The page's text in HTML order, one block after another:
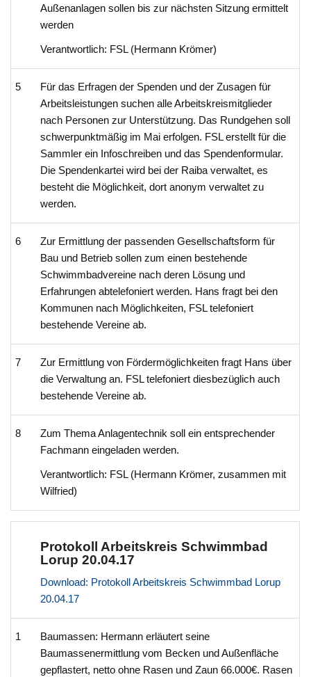
Außenanlagen sollen bis zur nächsten Sitzung ermittelt
werden
Verantwortlich: FSL (Hermann Krömer)
5
Für das Erfragen der Spenden und der Zusagen für
Arbeitsleistungen suchen alle Arbeitskreismitglieder
nach Personen zur Unterstützung. Das Rundgehen soll
schwerpunktmäßig im Mai erfolgen. FSL erstellt für die
Sammler ein Infoschreiben und das Spendenformular.
Die Spendenkartei wird bei der Raiba verwaltet, es
besteht die Möglichkeit, dort anonym verwaltet zu
werden.
6
Zur Ermittlung der passenden Gesellschaftsform für
Bau und Betrieb sollen zum einen bestehende
Schwimmbadvereine nach deren Lösung und
Erfahrungen abtelefoniert werden. Hans fragt bei den
Kommunen nach Möglichkeiten, FSL telefoniert
bestehende Vereine ab.
7
Zur Ermittlung von Fördermöglichkeiten fragt Hans über
die Verwaltung an. FSL telefoniert diesbezüglich auch
bestehende Vereine ab.
8
Zum Thema Anlagentechnik soll ein entsprechender
Fachmann eingeladen werden.
Verantwortlich: FSL (Hermann Krömer, zusammen mit
Wilfried)
Protokoll Arbeitskreis Schwimmbad
Lorup 20.04.17
Download: Protokoll Arbeitskreis Schwimmbad Lorup
20.04.17
1
Baumassen: Hermann erläutert seine
Baumassenermittlung vom Becken und Außenfläche
gepflastert, netto ohne Rasen und Zaun 66.000€. Rasen